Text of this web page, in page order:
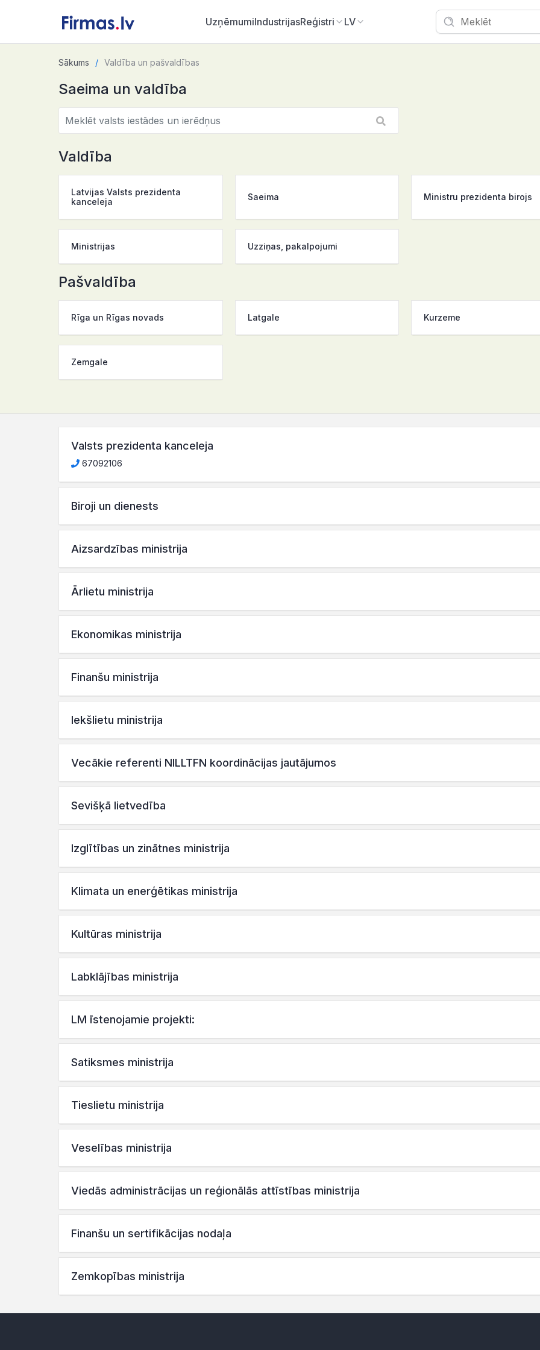
UzņēmumiIndustrijasReģistri LV
Sākums Valdība un pašvaldības
Saeima un valdība
Valdība
Latvijas Valsts prezidenta
kanceleja
Saeima Ministru prezidenta birojs
Ministrijas Uzziņas, pakalpojumi
Pašvaldība
Rīga un Rīgas novads Latgale Kurzeme
Zemgale
Valsts prezidenta kanceleja
67092106
Biroji un dienests
Aizsardzības ministrija
Ārlietu ministrija
Ekonomikas ministrija
Finanšu ministrija
Iekšlietu ministrija
Vecākie referenti NILLTFN koordinācijas jautājumos
Sevišķā lietvedība
Izglītības un zinātnes ministrija
Klimata un enerģētikas ministrija
Kultūras ministrija
Labklājības ministrija
LM īstenojamie projekti:
Satiksmes ministrija
Tieslietu ministrija
Veselības ministrija
Viedās administrācijas un reģionālās attīstības ministrija
Finanšu un sertifikācijas nodaļa
Zemkopības ministrija